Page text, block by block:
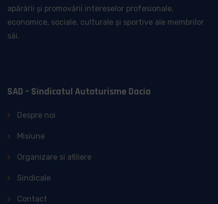
apărării și promovării intereselor profesionale,
economice, sociale, culturale și sportive ale membrilor
săi.
SAD – Sindicatul Autoturisme Dacia
Despre noi
Misiune
Organizare si afiliere
Sindicale
Contact